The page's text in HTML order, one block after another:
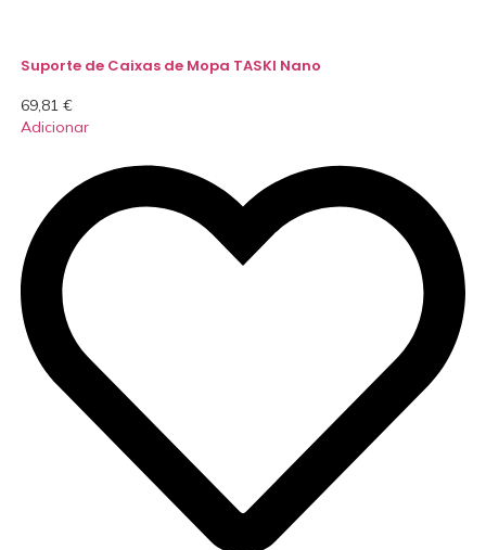
Suporte de Caixas de Mopa TASKI Nano
69,81 €
Adicionar